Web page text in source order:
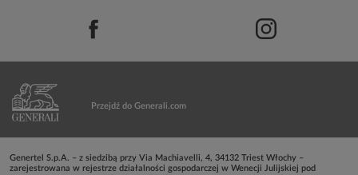
Przejdź do Generali.com
Genertel S.p.A. – z siedzibą przy Via Machiavelli, 4, 34132 Triest Włochy –
zarejestrowana w rejestrze działalności gospodarczej w Wenecji Julijskiej pod